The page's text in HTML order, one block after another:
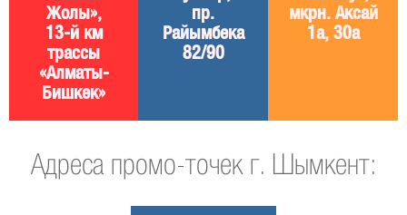
Жолы»,
13-й км
трассы
«Алматы-
Бишкек»
пр.
Райымбека
82/90
мкрн. Аксай
1а, 30а
Адреса промо-точек г. Шымкент: